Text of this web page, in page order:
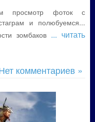
просмотр фоток с
и полюбуемся...
зомбаков ... читать
комментариев »